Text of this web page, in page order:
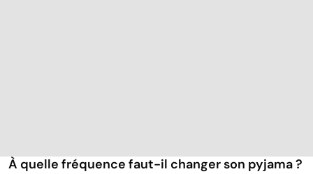
À quelle fréquence faut-il changer son pyjama ?